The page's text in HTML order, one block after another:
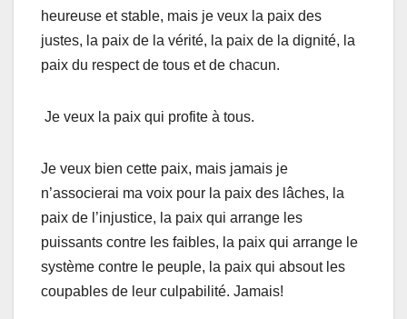
heureuse et stable, mais je veux la paix des
justes, la paix de la vérité, la paix de la dignité, la
paix du respect de tous et de chacun.
Je veux la paix qui profite à tous.
Je veux bien cette paix, mais jamais je
n’associerai ma voix pour la paix des lâches, la
paix de l’injustice, la paix qui arrange les
puissants contre les faibles, la paix qui arrange le
système contre le peuple, la paix qui absout les
coupables de leur culpabilité. Jamais!